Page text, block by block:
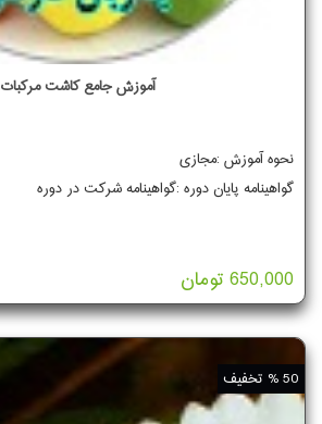
آموزش جامع کاشت مرکبات
نحوه آموزش :مجازی
گواهینامه پایان دوره :گواهینامه شرکت در دوره
650,000 تومان
50 % تخفیف